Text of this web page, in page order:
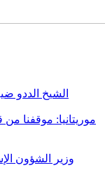
الشيخ الددو
موريتانيا: موقفنا
وزير الشؤون